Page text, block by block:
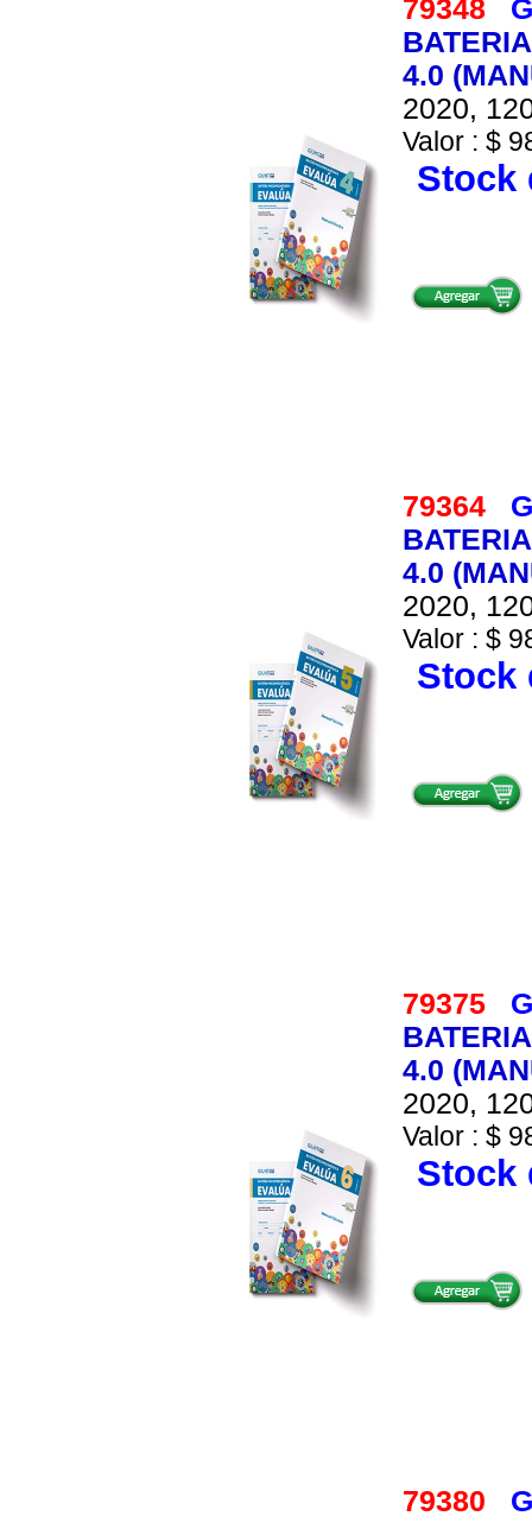
79348
4.0
2020,
Valor : $
Stock
79364
4.0
2020,
Valor : $
Stock
79375
4.0
2020,
Valor : $
Stock
79380